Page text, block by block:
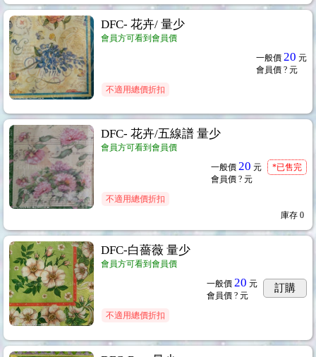
DFC- 花卉/ 量少
會員方可看到會員價
一般價 20 元
會員價 ? 元
不適用總價折扣
DFC- 花卉/五線譜 量少
會員方可看到會員價
一般價 20 元
會員價 ? 元
*已售完
不適用總價折扣
庫存 0
DFC-白薔薇 量少
會員方可看到會員價
一般價 20 元
會員價 ? 元
訂購
不適用總價折扣